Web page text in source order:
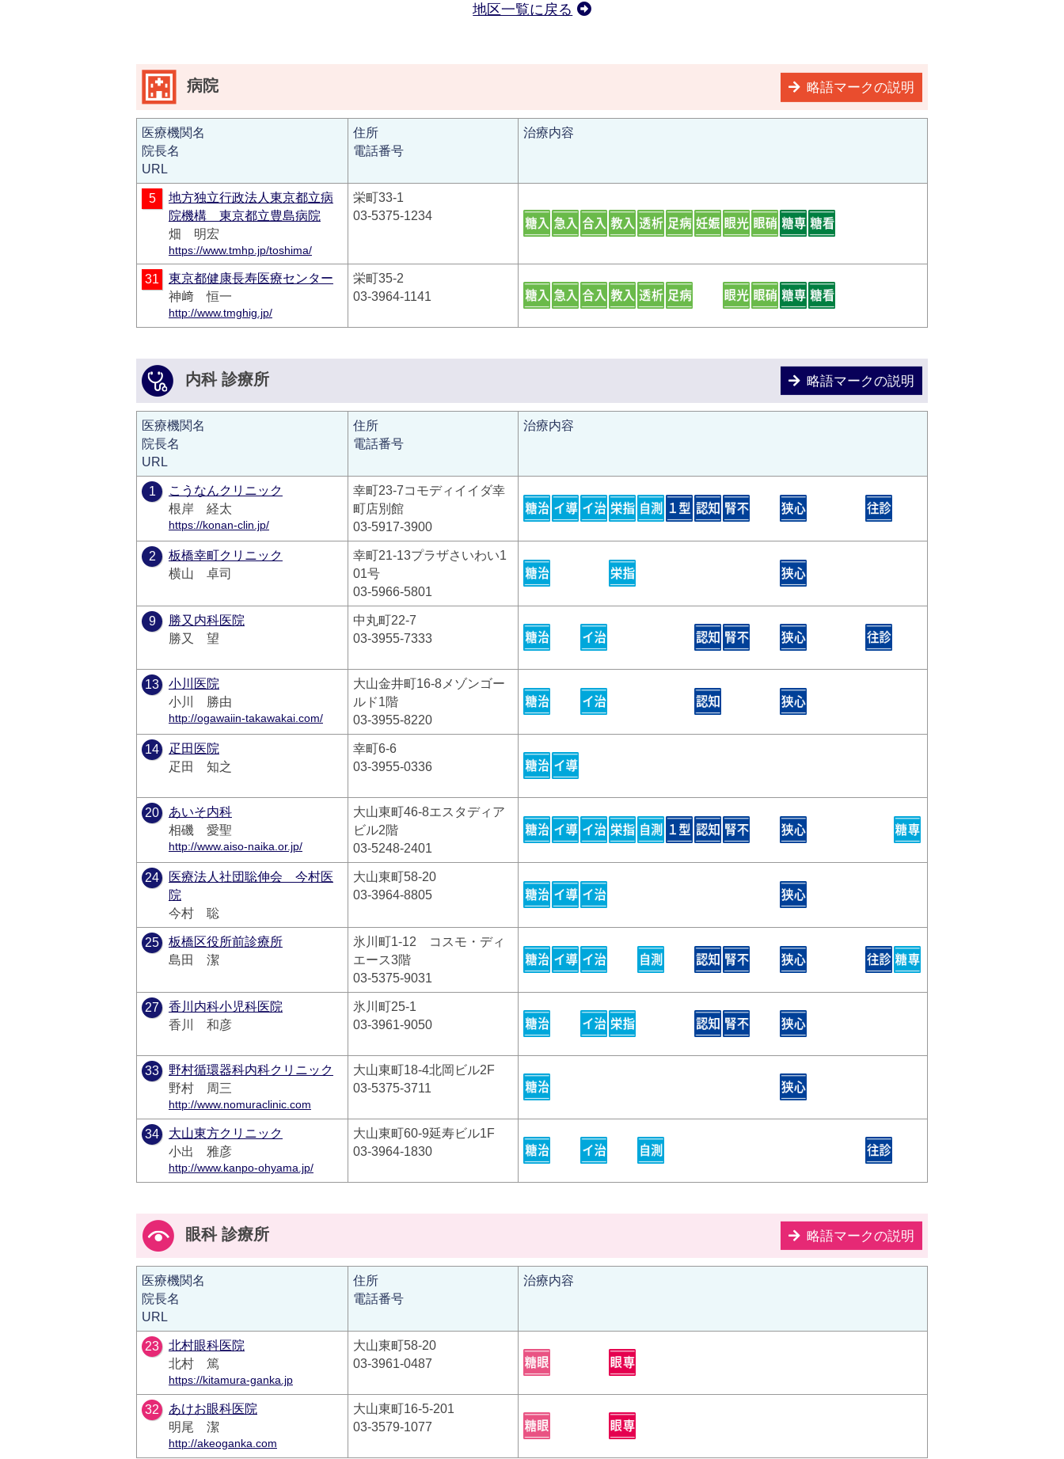
地区一覧に戻る
病院 略語マークの説明
医療機関名
院長名
URL
住所
電話番号
治療内容
5
地方独立行政法人東京都立病
院機構 東京都立豊島病院
畑 明宏
https://www.tmhp.jp/toshima/
栄町33-1
03-5375-1234
31
東京都健康長寿医療センター
神﨑 恒一
http://www.tmghig.jp/
栄町35-2
03-3964-1141
内科 診療所 略語マークの説明
医療機関名
院長名
URL
住所
電話番号
治療内容
1
こうなんクリニック
根岸 経太
https://konan-clin.jp/
幸町23-7コモディイイダ幸
町店別館
03-5917-3900
2
板橋幸町クリニック
横山 卓司
幸町21-13プラザさいわい1
01号
03-5966-5801
9
勝又内科医院
勝又 望
中丸町22-7
03-3955-7333
13
小川医院
小川 勝由
http://ogawaiin-takawakai.com/
大山金井町16-8メゾンゴー
ルド1階
03-3955-8220
14
疋田医院
疋田 知之
幸町6-6
03-3955-0336
20
あいそ内科
相磯 愛聖
http://www.aiso-naika.or.jp/
大山東町46-8エスタディア
ビル2階
03-5248-2401
24
医療法人社団聡伸会 今村医
院
今村 聡
大山東町58-20
03-3964-8805
25
板橋区役所前診療所
島田 潔
氷川町1-12 コスモ・ディ
エース3階
03-5375-9031
27
香川内科小児科医院
香川 和彦
氷川町25-1
03-3961-9050
33
野村循環器科内科クリニック
野村 周三
http://www.nomuraclinic.com
大山東町18-4北岡ビル2F
03-5375-3711
34
大山東方クリニック
小出 雅彦
http://www.kanpo-ohyama.jp/
大山東町60-9延寿ビル1F
03-3964-1830
眼科 診療所 略語マークの説明
医療機関名
院長名
URL
住所
電話番号
治療内容
23
北村眼科医院
北村 篤
https://kitamura-ganka.jp
大山東町58-20
03-3961-0487
32
あけお眼科医院
明尾 潔
http://akeoganka.com
大山東町16-5-201
03-3579-1077